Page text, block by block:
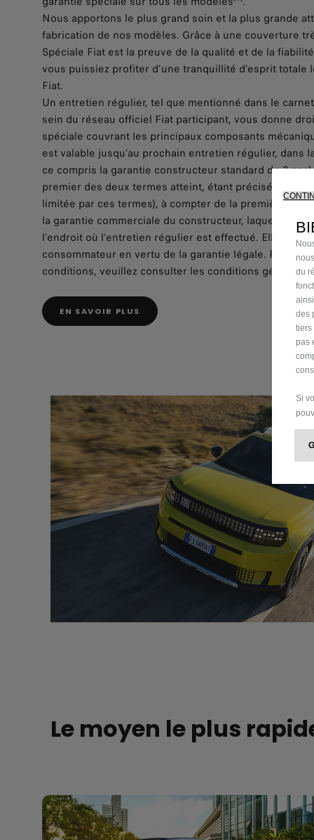
Nous apportons le plus grand soin et la plus grande
fabrication de nos modèles. Grâce à une couverture
Spéciale Fiat est la preuve de la qualité et de la
vous puissiez profiter d’une tranquillité d’esprit
Fiat.
Un entretien régulier, tel que mentionné dans le
sein du réseau officiel Fiat participant, vous donne
spéciale couvrant les principaux composants
est valable jusqu’au prochain entretien régulier, dans
ce compris la garantie constructeur standard de 2
premier des deux termes atteint, étant précisé que la
limitée par ces termes), à compter de la première
la garantie commerciale du constructeur, laquelle
l’endroit où l’entretien régulier est effectué. Elle ne
consommateur en vertu de la garantie légale. Pour le
conditions, veuillez consulter les conditions
EN SAVOIR PLUS
Le moyen le plus
du
des
tiers
pas
Si